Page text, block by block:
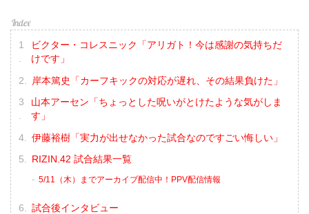
ビクター・コレスニック「アリガト！今は感謝の気持ちだ
けです」
岸本篤史「カーフキックの対応が遅れ、その結果負けた」
山本アーセン「ちょっとした呪いがとけたような気がしま
す」
伊藤裕樹「実力が出せなかった試合なのですごい悔しい」
RIZIN.42 試合結果一覧
5/11（木）までアーカイブ配信中！PPV配信情報
試合後インタビュー